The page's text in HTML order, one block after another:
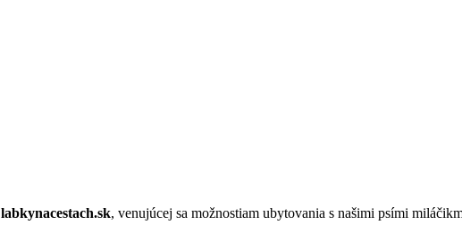
labkynacestach.sk, venujúcej sa možnostiam ubytovania s našimi psími